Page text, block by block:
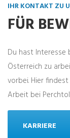
IHR KONTAKT ZU
FÜR
Du hast Interesse
Österreich zu
vorbei. Hier
Arbeit bei
KARRIERE